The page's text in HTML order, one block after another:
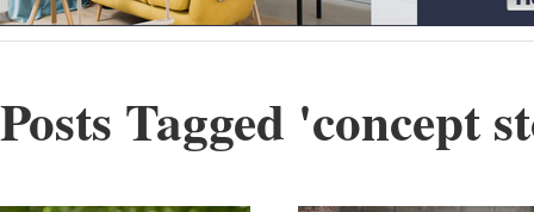
Posts Tagged 'concept